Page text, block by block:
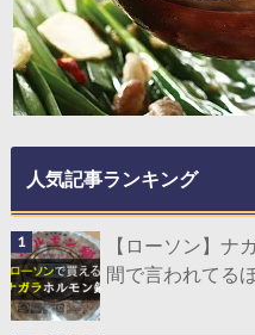
人気記事ランキング
【ローソン】ナ
間で言われてる